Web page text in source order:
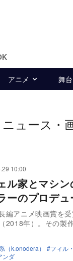
アニメ 舞台
ュース・
10:00
ル家とマシ
ーのプロデュ
編アニメ映画賞を
2018年）。その製
（k.onodera） フィル
ンダ